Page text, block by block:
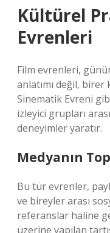
Kültürel
Evrenleri
Film evrenleri,
anlatımı değil,
Sinematik Evreni
izleyici grupları
deneyimler yaratır.
Medyanın
Bu tür evrenler,
ve bireyler arası
referanslar haline
üzerine yapılan